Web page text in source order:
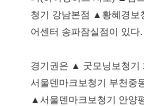
청기 강남본점 ▲황혜경보
어센터 송파잠실점이 있다.
경기권은 ▲ 굿모닝보청기
서울덴마크보청기 부천중
▲서울덴마크보청기 안양